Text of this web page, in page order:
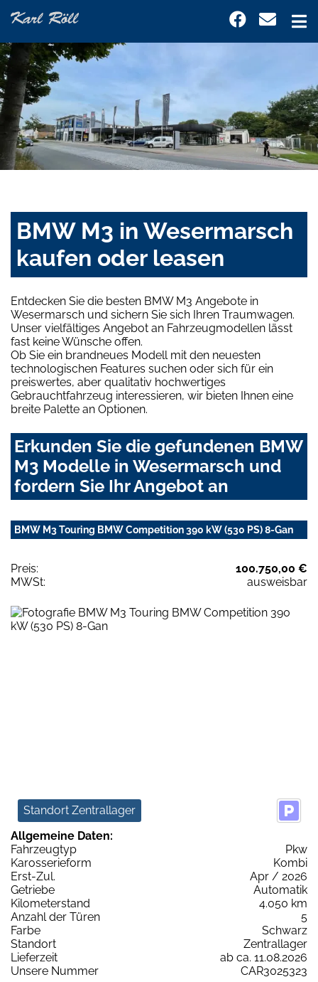
BMW M3 in Wesermarsch
kaufen oder leasen
Entdecken Sie die besten BMW M3 Angebote in
Wesermarsch und sichern Sie sich Ihren Traumwagen.
Unser vielfältiges Angebot an Fahrzeugmodellen lässt
fast keine Wünsche offen.
Ob Sie ein brandneues Modell mit den neuesten
technologischen Features suchen oder sich für ein
preiswertes, aber qualitativ hochwertiges
Gebrauchtfahrzeug interessieren, wir bieten Ihnen eine
breite Palette an Optionen.
Erkunden Sie die gefundenen BMW
M3 Modelle in Wesermarsch und
fordern Sie Ihr Angebot an
BMW M3 Touring BMW Competition 390 kW (530 PS) 8-Gan
Preis:
100.750,00 €
MWSt:
ausweisbar
Standort Zentrallager
Allgemeine Daten:
Fahrzeugtyp
Pkw
Karosserieform
Kombi
Erst-Zul.
Apr / 2026
Getriebe
Automatik
Kilometerstand
4.050 km
Anzahl der Türen
5
Farbe
Schwarz
Standort
Zentrallager
Lieferzeit
ab ca. 11.08.2026
Unsere Nummer
CAR3025323